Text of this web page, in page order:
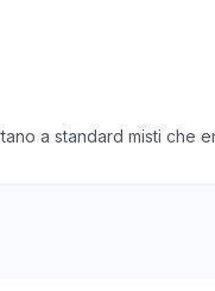
a standard misti che